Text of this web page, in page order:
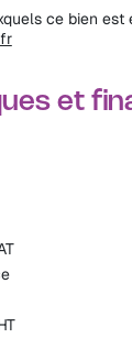
ce bien
et